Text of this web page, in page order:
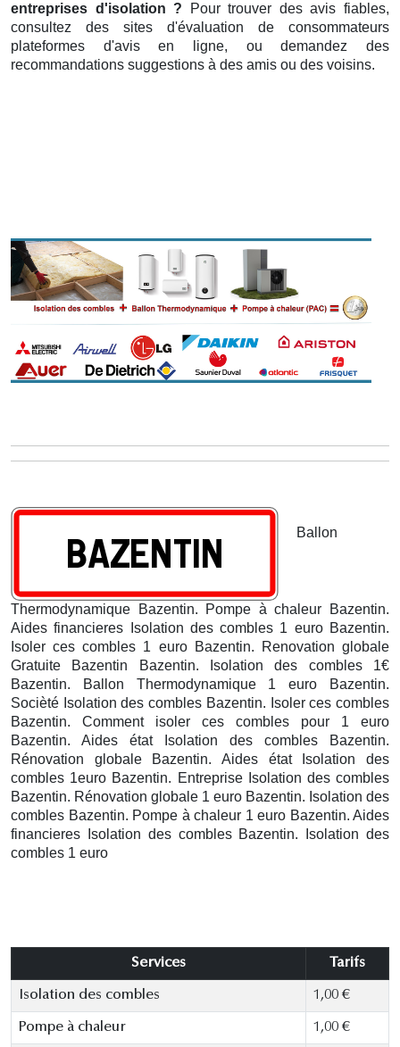
entreprises d'isolation ? Pour trouver des avis fiables,
consultez des sites d'évaluation de consommateurs
plateformes d'avis en ligne, ou demandez des
recommandations suggestions à des amis ou des voisins.
Ballon
Thermodynamique Bazentin. Pompe à chaleur Bazentin.
Aides financieres Isolation des combles 1 euro Bazentin.
Isoler ces combles 1 euro Bazentin. Renovation globale
Gratuite Bazentin Bazentin. Isolation des combles 1€
Bazentin.
Ballon Thermodynamique 1 euro Bazentin.
Socièté Isolation des combles Bazentin. Isoler ces combles
Bazentin. Comment isoler ces combles pour 1 euro
Bazentin. Aides état Isolation des combles Bazentin.
Rénovation globale Bazentin. Aides état Isolation des
combles 1euro Bazentin. Entreprise Isolation des combles
Bazentin. Rénovation globale 1 euro Bazentin. Isolation des
combles Bazentin. Pompe à chaleur 1 euro Bazentin. Aides
financieres Isolation des combles Bazentin. Isolation des
combles 1 euro
Services Tarifs
Isolation des combles 1,00 €
Pompe à chaleur 1,00 €